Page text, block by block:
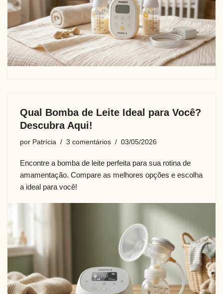
Qual Bomba de Leite Ideal para Você?
Descubra Aqui!
por Patrícia 3 comentários 03/05/2026
Encontre a bomba de leite perfeita para sua rotina de
amamentação. Compare as melhores opções e escolha
a ideal para você!